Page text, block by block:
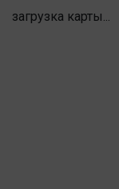
загрузка карты...